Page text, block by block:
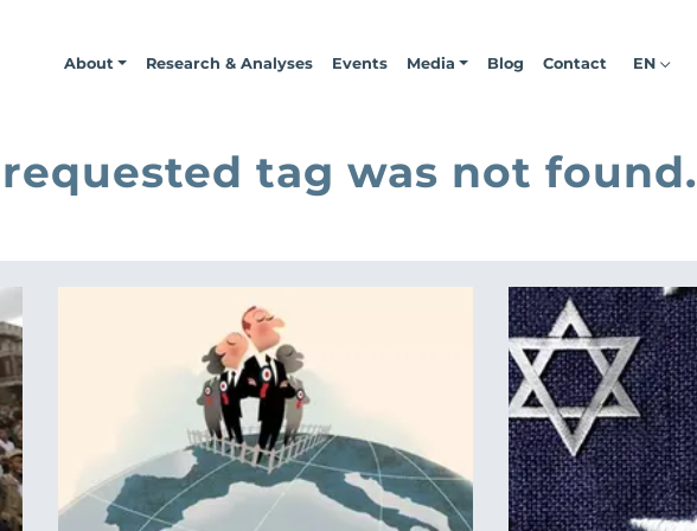
About Research & Analyses Events Media Blog Contact EN
tag was not found.